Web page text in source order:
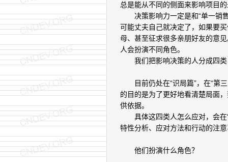
总是能从不同的侧面来影响项目
决策影响力一定是和“单一销售
可能丈夫自己就决定了，如果要
母、甚至征求很多亲朋好友的意
人会扮演不同角色。
我们把影响决策的人分成四类
目前仍处在“识局篇”，在“第三
的目的是为了更好地看清楚局面
供依据。
具体这四类人怎么应对，会在“
特性分析、应对方法和行动的注
他们扮演什么角色？